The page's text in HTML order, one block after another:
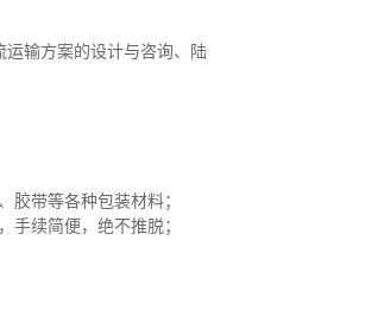
输方案的设计与咨询、陆
带等各种包装材料；
续简便，绝不推脱；